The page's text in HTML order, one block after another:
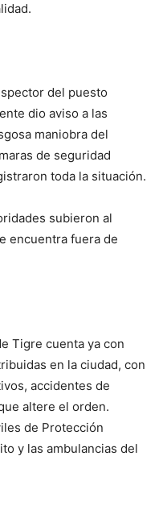
del puesto
dio aviso a las
maniobra del
de seguridad
toda la situación.
subieron al
encuentra fuera de
Tigre cuenta ya con
en la ciudad, con
accidentes de
altere el orden.
de Protección
y las ambulancias del